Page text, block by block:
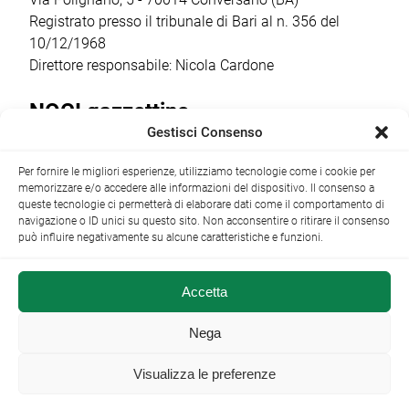
Registrato presso il tribunale di Bari al n. 356 del
10/12/1968
Direttore responsabile: Nicola Cardone
NOCI gazzettino
+39 080 4979274|info@nocigazzettino.it Contatti|
Archivio
NOCI gazzettino.it ©2014 •
Gestisci Consenso
Per fornire le migliori esperienze, utilizziamo tecnologie come i cookie per
memorizzare e/o accedere alle informazioni del dispositivo. Il consenso a
queste tecnologie ci permetterà di elaborare dati come il comportamento di
navigazione o ID unici su questo sito. Non acconsentire o ritirare il consenso
può influire negativamente su alcune caratteristiche e funzioni.
Accetta
Nega
Visualizza le preferenze